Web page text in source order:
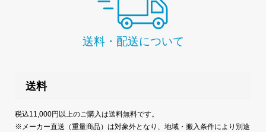
送料・配送について
送料
税込11,000円以上のご購入は送料無料です。
※メーカー直送（重量商品）は対象外となり、地域・搬入条件により別途